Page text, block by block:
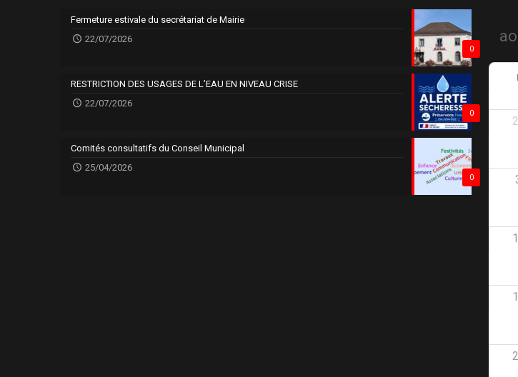
0
Fermeture estivale du secrétariat de Mairie
22/07/2026
0
RESTRICTION DES USAGES DE L’EAU EN NIVEAU CRISE
22/07/2026
0
Comités consultatifs du Conseil Municipal
25/04/2026